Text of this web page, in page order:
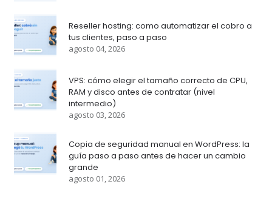
Reseller hosting: como automatizar el cobro a
tus clientes, paso a paso
agosto 04, 2026
VPS: cómo elegir el tamaño correcto de CPU,
RAM y disco antes de contratar (nivel
intermedio)
agosto 03, 2026
Copia de seguridad manual en WordPress: la
guía paso a paso antes de hacer un cambio
grande
agosto 01, 2026